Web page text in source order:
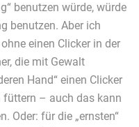
benutzen würde, würde
benutzen. Aber ich
einen Clicker in der
die mit Gewalt
Hand“ einen Clicker
füttern – auch das kann
Oder: für die „ernsten“